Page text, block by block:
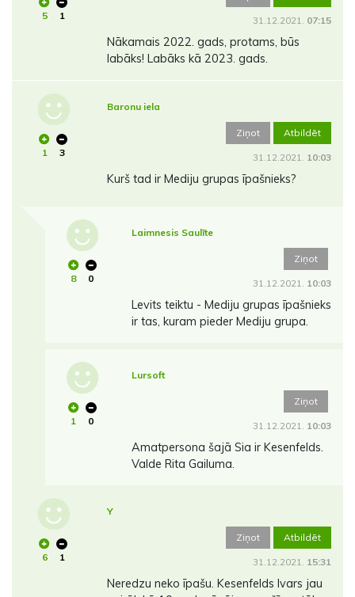
5 1 31.12.2021. 07:15
Nākamais 2022. gads, protams, būs
labāks! Labāks kā 2023. gads.
1 3
Baronu iela
Ziņot Atbildēt
31.12.2021. 10:03
Kurš tad ir Mediju grupas īpašnieks?
8 0
Laimnesis Saulīte
Ziņot
31.12.2021. 10:03
Levits teiktu - Mediju grupas īpašnieks
ir tas, kuram pieder Mediju grupa.
1 0
Lursoft
Ziņot
31.12.2021. 10:03
Amatpersona šajā Sia ir Kesenfelds.
Valde Rita Gailuma.
6 1
Y
Ziņot Atbildēt
31.12.2021. 15:31
Neredzu neko īpašu. Kesenfelds Ivars jau